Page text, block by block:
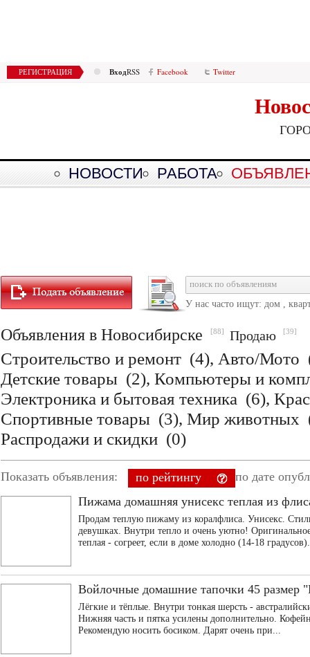
РЕГИСТРАЦИЯ ВходRSS Facebook Twitter
НОВОСТИ РАБОТА
У нас часто ищут: дом ,
Объявления в Новосибирске [88] Продаю [39]
Строительство и ремонт (4), Авто/Мото
Детские товары (2), Компьютеры и
Электроника и бытовая техника (6),
Спортивные товары (3), Мир животных
Распродажи и скидки (0)
Показать объявления: по рейтингу
по дате
Пижама домашняя унисекс теплая из
Продам теплую пижаму из коралфлиса. Унисекс.
девушках. Внутри тепло и очень уютно!
теплая - согреет, если в доме холодно (14-18
Войлочные домашние тапочки 45 размер
Лёгкие и тёплые. Внутри тонкая шерсть -
Нижняя часть и пятка усилены дополнительно.
Рекомендую носить босиком. Дарят очень при...